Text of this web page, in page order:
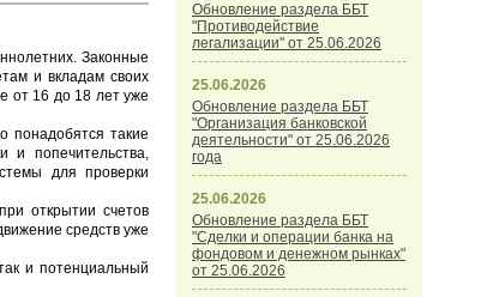
Законные
и вкладам своих
от 16 до 18 лет уже
понадобятся такие
и попечительства,
для проверки
открытии счетов
средств уже
и потенциальный
Обновление раздела ББТ
"Противодействие
легализации" от 25.06.2026
25.06.2026
Обновление раздела ББТ
"Организация банковской
деятельности" от 25.06.2026
года
25.06.2026
Обновление раздела ББТ
"Сделки и операции банка на
фондовом и денежном рынках"
от 25.06.2026